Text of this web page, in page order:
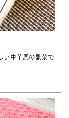
い中華風の副菜で